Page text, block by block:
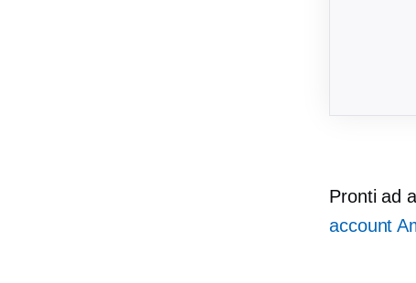
Pronti ad
account